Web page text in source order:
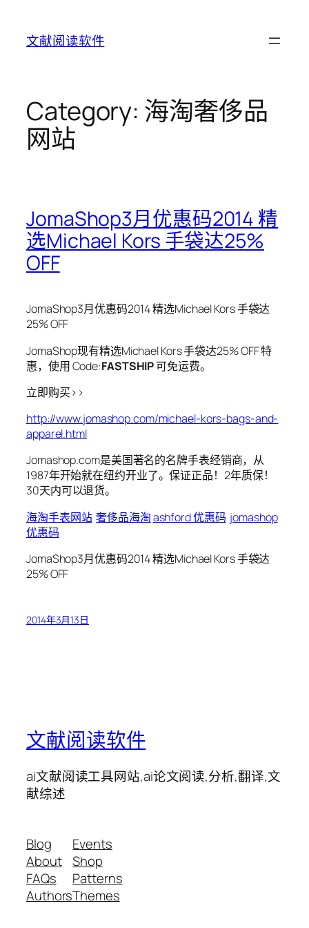
content
文献阅读软件
Category: 海淘奢侈品
网站
JomaShop3月优惠码2014 精
选Michael Kors 手袋达25%
OFF
JomaShop3月优惠码2014 精选Michael Kors 手袋达
25% OFF
JomaShop现有精选Michael Kors 手袋达25% OFF 特
惠，使用 Code:FASTSHIP可免运费。
立即购买>>
http://www.jomashop.com/michael-kors-bags-and-
apparel.html
Jomashop.com是美国著名的名牌手表经销商，从
1987年开始就在纽约开业了。保证正品！2年质保！
30天内可以退货。
海淘手表网站 奢侈品海淘ashford 优惠码 jomashop
优惠码
JomaShop3月优惠码2014 精选Michael Kors 手袋达
25% OFF
2014年3月13日
文献阅读软件
ai文献阅读工具网站,ai论文阅读,分析,翻译,文
献综述
Blog
About
FAQs
Authors
Events
Shop
Patterns
Themes